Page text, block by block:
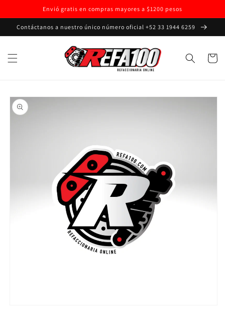
directamente
al contenido
Envió gratis en compras mayores a $1200 pesos
Contáctanos a nuestro único número oficial +52 33 1944 6259
Carrito
directamente
a la
información